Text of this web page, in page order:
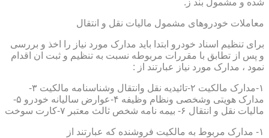
شده و مشمول بند ز.
معاملات خودروهای مشمول مالیات نقل و انتقال
برای تنظیم اسناد خودرو ابتدا باید مدارک مورد نیاز را اخذ و بررسی
و پس از تطابق با مقررات مربوطه نسبت به تنظیم و ثبت ان اقدام
نمود ، مدارک مورد نیاز عبارتند از :
۱-مدارک مالکیت ۲-تائیدیه نقل وانتقال وشناسنامه مالکیت ۳-
مدارک هویتی وشخصی ونظام وظیفه ۴-عوارض سالیانه خودرو ۵-
مالیات نقل و انتقال ۶- بیمه نامه شخص ثالث معتبر ۷-کارت سوخت
۱- مدارک مربوط به مالکیت فروشنده که عبارتند از